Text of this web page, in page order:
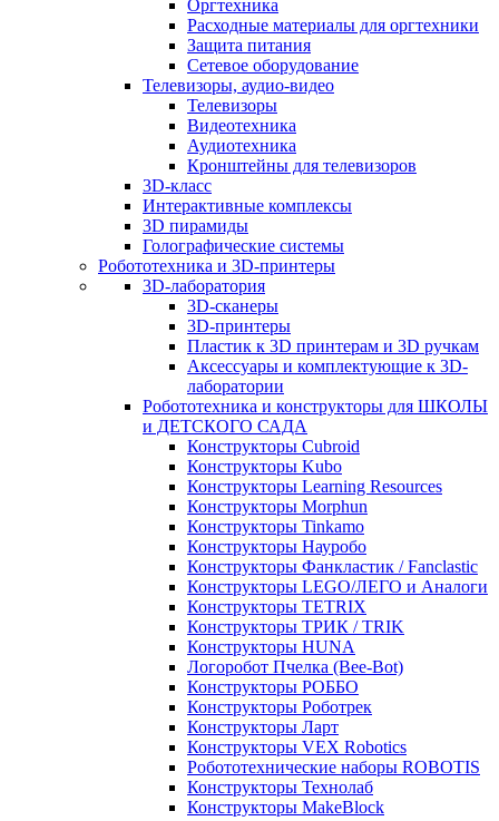
Оргтехника
Расходные материалы для оргтехники
Защита питания
Сетевое оборудование
Телевизоры, аудио-видео
Телевизоры
Видеотехника
Аудиотехника
Кронштейны для телевизоров
3D-класс
Интерактивные комплексы
3D пирамиды
Голографические системы
Робототехника и 3D-принтеры
3D-лаборатория
3D-сканеры
3D-принтеры
Пластик к 3D принтерам и 3D ручкам
Аксессуары и комплектующие к 3D-
лаборатории
Робототехника и конструкторы для ШКОЛЫ
и ДЕТСКОГО САДА
Конструкторы Cubroid
Конструкторы Kubo
Конструкторы Learning Resources
Конструкторы Morphun
Конструкторы Tinkamo
Конструкторы Науробо
Конструкторы Фанкластик / Fanclastic
Конструкторы LEGO/ЛЕГО и Аналоги
Конструкторы TETRIX
Конструкторы ТРИК / TRIK
Конструкторы HUNA
Логоробот Пчелка (Bee-Bot)
Конструкторы РОББО
Конструкторы Роботрек
Конструкторы Ларт
Конструкторы VEX Robotics
Робототехнические наборы ROBOTIS
Конструкторы Технолаб
Конструкторы MakeBlock